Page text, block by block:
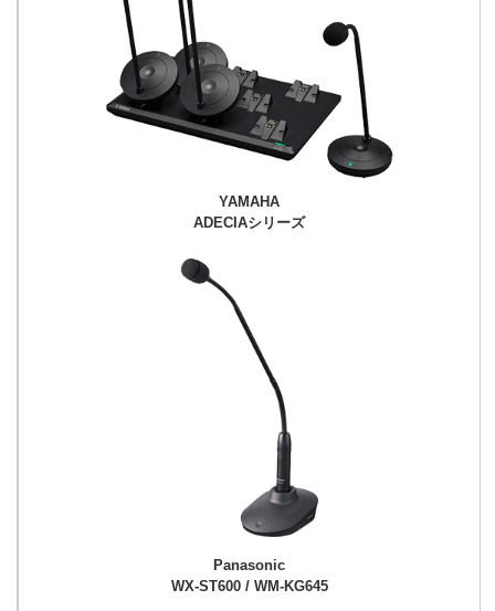
YAMAHA
ADECIAシリーズ
Panasonic
WX-ST600 / WM-KG645